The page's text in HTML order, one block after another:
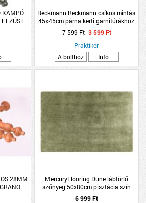
KAMPÓ
EZÜST
Reckmann Reckmann csíkos mintás
45x45cm párna kerti garnitúrákhoz
7 599 Ft 3 599 Ft
Praktiker
A bolthoz
Info
28MM
MercuryFlooring Dune lábtörlő
szőnyeg 50x80cm pisztácia szín
mikroszálas
6 999 Ft